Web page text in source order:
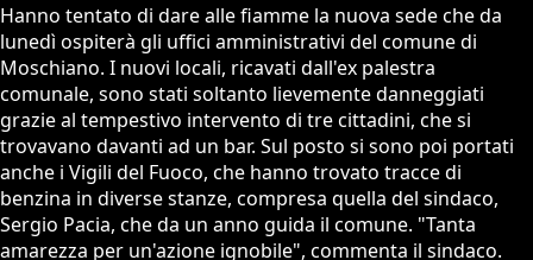
Hanno tentato di dare alle fiamme la nuova sede che da
lunedì ospiterà gli uffici amministrativi del comune di
Moschiano. I nuovi locali, ricavati dall'ex palestra
comunale, sono stati soltanto lievemente danneggiati
grazie al tempestivo intervento di tre cittadini, che si
trovavano davanti ad un bar. Sul posto si sono poi portati
anche i Vigili del Fuoco, che hanno trovato tracce di
benzina in diverse stanze, compresa quella del sindaco,
Sergio Pacia, che da un anno guida il comune. "Tanta
amarezza per un'azione ignobile", commenta il sindaco.